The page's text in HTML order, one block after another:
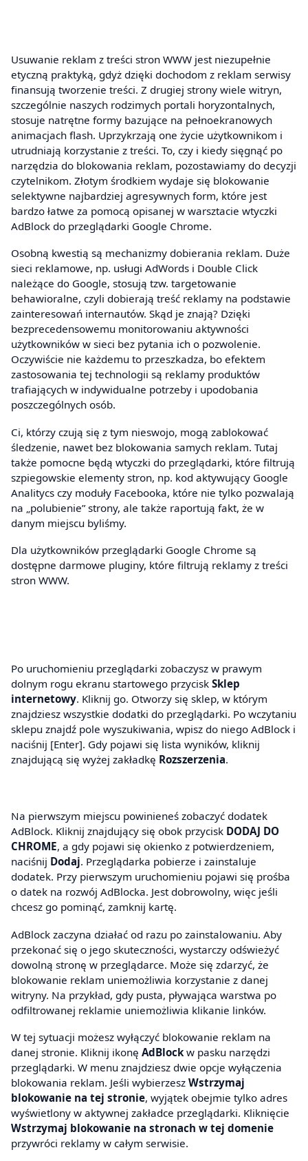
Usuwanie reklam z treści stron WWW jest niezupełnie
etyczną praktyką, gdyż dzięki dochodom z reklam serwisy
finansują tworzenie treści. Z drugiej strony wiele witryn,
szczególnie naszych rodzimych portali horyzontalnych,
stosuje natrętne formy bazujące na pełnoekranowych
animacjach flash. Uprzykrzają one życie użytkownikom i
utrudniają korzystanie z treści. To, czy i kiedy sięgnąć po
narzędzia do blokowania reklam, pozostawiamy do decyzji
czytelnikom. Złotym środkiem wydaje się blokowanie
selektywne najbardziej agresywnych form, które jest
bardzo łatwe za pomocą opisanej w warsztacie wtyczki
AdBlock do przeglądarki Google Chrome.
Osobną kwestią są mechanizmy dobierania reklam. Duże
sieci reklamowe, np. usługi AdWords i Double Click
należące do Google, stosują tzw. targetowanie
behawioralne, czyli dobierają treść reklamy na podstawie
zainteresowań internautów. Skąd je znają? Dzięki
bezprecedensowemu monitorowaniu aktywności
użytkowników w sieci bez pytania ich o pozwolenie.
Oczywiście nie każdemu to przeszkadza, bo efektem
zastosowania tej technologii są reklamy produktów
trafiających w indywidualne potrzeby i upodobania
poszczególnych osób.
Ci, którzy czują się z tym nieswojo, mogą zablokować
śledzenie, nawet bez blokowania samych reklam. Tutaj
także pomocne będą wtyczki do przeglądarki, które filtrują
szpiegowskie elementy stron, np. kod aktywujący Google
Analitycs czy moduły Facebooka, które nie tylko pozwalają
na „polubienie” strony, ale także raportują fakt, że w
danym miejscu byliśmy.
Dla użytkowników przeglądarki Google Chrome są
dostępne darmowe pluginy, które filtrują reklamy z treści
stron WWW.
Po uruchomieniu przeglądarki zobaczysz w prawym
dolnym rogu ekranu startowego przycisk Sklep
internetowy. Kliknij go. Otworzy się sklep, w którym
znajdziesz wszystkie dodatki do przeglądarki. Po wczytaniu
sklepu znajdź pole wyszukiwania, wpisz do niego AdBlock i
naciśnij [Enter]. Gdy pojawi się lista wyników, kliknij
znajdującą się wyżej zakładkę Rozszerzenia.
Na pierwszym miejscu powinieneś zobaczyć dodatek
AdBlock. Kliknij znajdujący się obok przycisk DODAJ DO
CHROME, a gdy pojawi się okienko z potwierdzeniem,
naciśnij Dodaj. Przeglądarka pobierze i zainstaluje
dodatek. Przy pierwszym uruchomieniu pojawi się prośba
o datek na rozwój AdBlocka. Jest dobrowolny, więc jeśli
chcesz go pominąć, zamknij kartę.
AdBlock zaczyna działać od razu po zainstalowaniu. Aby
przekonać się o jego skuteczności, wystarczy odświeżyć
dowolną stronę w przeglądarce. Może się zdarzyć, że
blokowanie reklam uniemożliwia korzystanie z danej
witryny. Na przykład, gdy pusta, pływająca warstwa po
odfiltrowanej reklamie uniemożliwia klikanie linków.
W tej sytuacji możesz wyłączyć blokowanie reklam na
danej stronie. Kliknij ikonę AdBlockw pasku narzędzi
przeglądarki. W menu znajdziesz dwie opcje wyłączenia
blokowania reklam. Jeśli wybierzesz Wstrzymaj
blokowanie na tej stronie, wyjątek obejmie tylko adres
wyświetlony w aktywnej zakładce przeglądarki. Kliknięcie
Wstrzymaj blokowanie na stronach w tej domenie
przywróci reklamy w całym serwisie.